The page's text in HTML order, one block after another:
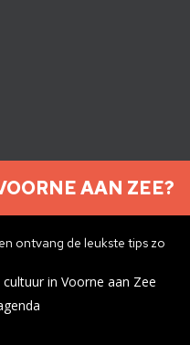
AAN ZEE?
ontvang de leukste tips zo
in Voorne aan Zee